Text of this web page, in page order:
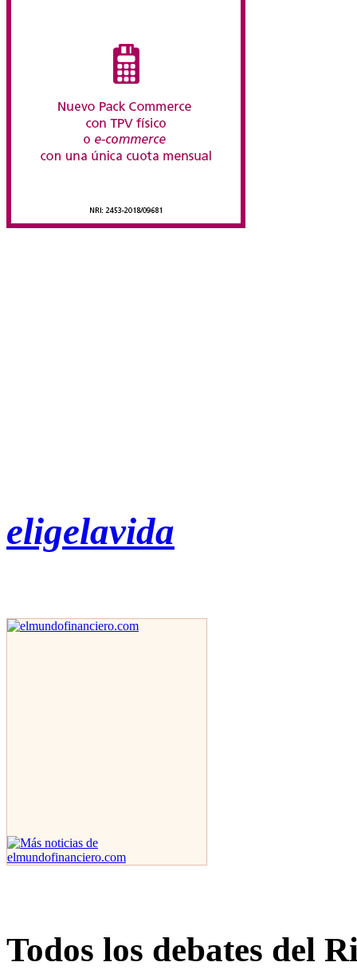
eligelavida
Todos los debates del